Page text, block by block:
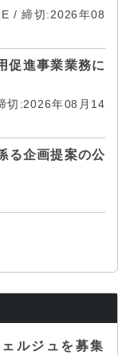
/ 締切:2026年08
促進事業業務に
切:2026年08月14
る企画提案の公
ルジュを募集